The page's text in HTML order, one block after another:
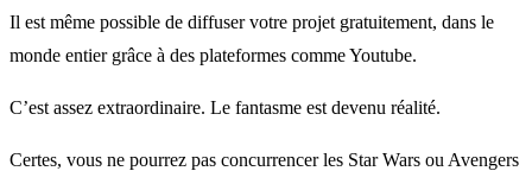
Il est même possible de diffuser votre projet gratuitement, dans le
monde entier grâce à des plateformes comme Youtube.
C’est assez extraordinaire. Le fantasme est devenu réalité.
Certes, vous ne pourrez pas concurrencer les Star Wars ou Avengers